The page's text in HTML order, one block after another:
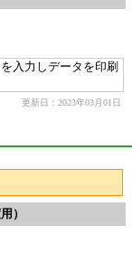
入力しデータを印刷
更新日：2023年03月01日
）